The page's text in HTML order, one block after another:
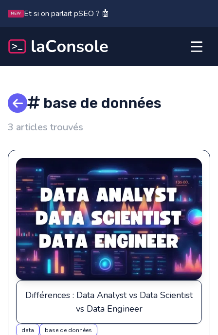
NEW Et si on parlait pSEO ? 🤖
base de données
3 articles trouvés
Différences : Data Analyst vs Data Scientist
vs Data Engineer
data base de données